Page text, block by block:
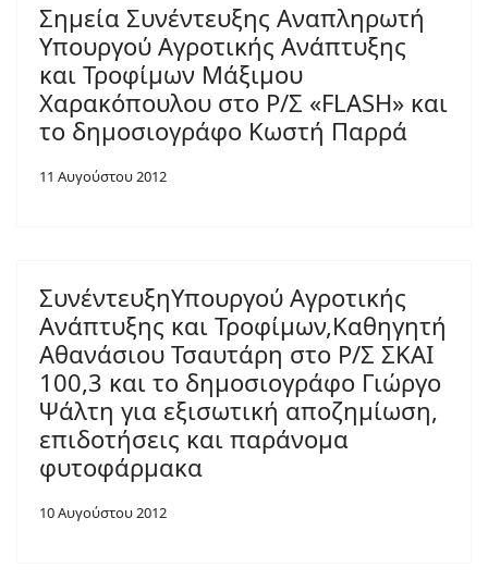
Σημεία Συνέντευξης Αναπληρωτή
Υπουργού Αγροτικής Ανάπτυξης
και Τροφίμων Μάξιμου
Χαρακόπουλου στο Ρ/Σ «FLASH» και
το δημοσιογράφο Κωστή Παρρά
11 Αυγούστου 2012
ΣυνέντευξηΥπουργού Αγροτικής
Ανάπτυξης και Τροφίμων,Καθηγητή
Αθανάσιου Τσαυτάρη στο Ρ/Σ ΣΚΑΙ
100,3 και το δημοσιογράφο Γιώργο
Ψάλτη για εξισωτική αποζημίωση,
επιδοτήσεις και παράνομα
φυτοφάρμακα
10 Αυγούστου 2012